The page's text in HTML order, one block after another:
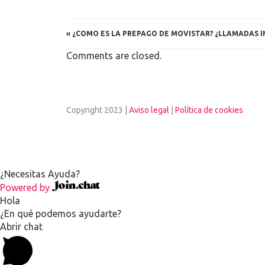
« ¿COMO ES LA PREPAGO DE MOVISTAR? ¿LLAMADAS
Comments are closed.
Copyright 2023 | Aviso legal Política de cookies
¿Necesitas Ayuda?
Powered by
Hola
¿En qué podemos ayudarte?
Abrir chat